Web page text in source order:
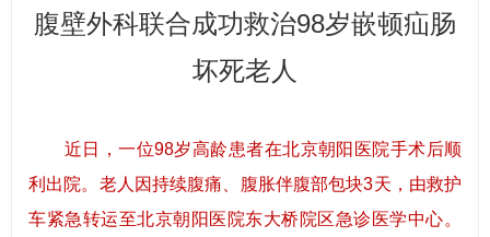
腹壁外科联合成功救治98岁嵌顿疝肠
坏死老人
近日，一位98岁高龄患者在北京朝阳医院手术后顺
利出院。老人因持续腹痛、腹胀伴腹部包块3天，由救护
车紧急转运至北京朝阳医院东大桥院区急诊医学中心。